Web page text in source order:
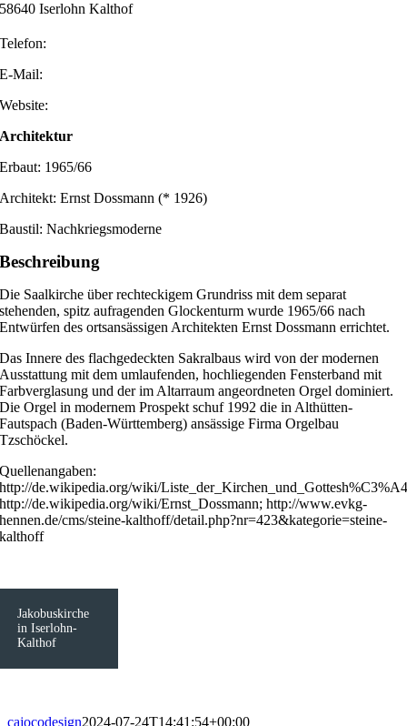
58640 Iserlohn Kalthof
Telefon:
E-Mail:
Website:
Architektur
Erbaut: 1965/66
Architekt: Ernst Dossmann (* 1926)
Baustil: Nachkriegsmoderne
Beschreibung
Die Saalkirche über rechteckigem Grundriss mit dem separat
stehenden, spitz aufragenden Glockenturm wurde 1965/66 nach
Entwürfen des ortsansässigen Architekten Ernst Dossmann errichtet.
Das Innere des flachgedeckten Sakralbaus wird von der modernen
Ausstattung mit dem umlaufenden, hochliegenden Fensterband mit
Farbverglasung und der im Altarraum angeordneten Orgel dominiert.
Die Orgel in modernem Prospekt schuf 1992 die in Althütten-
Fautspach (Baden-Württemberg) ansässige Firma Orgelbau
Tzschöckel.
Quellenangaben:
http://de.wikipedia.org/wiki/
http://de.wikipedia.org/wiki/Ernst_Dossmann; http://www.evkg-
hennen.de/cms/steine-kalthoff/detail.php?nr=423&kategorie=steine-
kalthoff
Jakobuskirche
in Iserlohn-
Kalthof
cajocodesign2024-07-24T14:41:54+00:00